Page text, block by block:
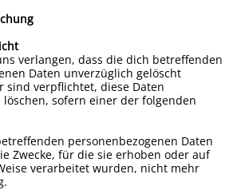
verlangen, dass die dich betreffenden
Daten unverzüglich gelöscht
sind verpflichtet, diese Daten
sofern einer der folgenden
personenbezogenen Daten
Zwecke, für die sie erhoben oder auf
verarbeitet wurden, nicht mehr